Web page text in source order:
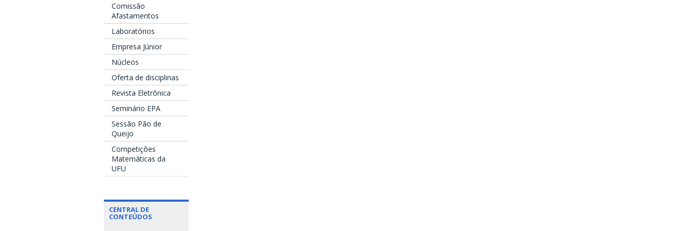
Comissão
Afastamentos
Laboratórios
Empresa Júnior
Núcleos
Oferta de disciplinas
Revista Eletrônica
Seminário EPA
Sessão Pão de
Queijo
Competições
Matemáticas da
UFU
CENTRAL DE
CONTEÚDOS